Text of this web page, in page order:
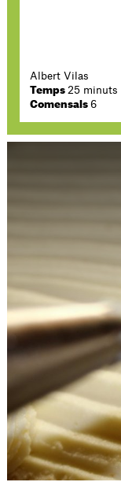
Albert Vilas
Temps25 minuts
Comensals6